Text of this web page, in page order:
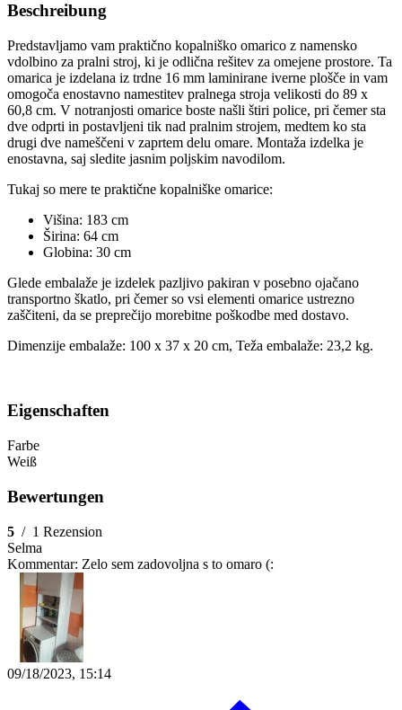
Beschreibung
Predstavljamo vam praktično kopalniško omarico z namensko
vdolbino za pralni stroj, ki je odlična rešitev za omejene prostore. Ta
omarica je izdelana iz trdne 16 mm laminirane iverne plošče in vam
omogoča enostavno namestitev pralnega stroja velikosti do 89 x
60,8 cm. V notranjosti omarice boste našli štiri police, pri čemer sta
dve odprti in postavljeni tik nad pralnim strojem, medtem ko sta
drugi dve nameščeni v zaprtem delu omare. Montaža izdelka je
enostavna, saj sledite jasnim poljskim navodilom.
Tukaj so mere te praktične kopalniške omarice:
Višina: 183 cm
Širina: 64 cm
Globina: 30 cm
Glede embalaže je izdelek pazljivo pakiran v posebno ojačano
transportno škatlo, pri čemer so vsi elementi omarice ustrezno
zaščiteni, da se preprečijo morebitne poškodbe med dostavo.
Dimenzije embalaže: 100 x 37 x 20 cm, Teža embalaže: 23,2 kg.
Eigenschaften
Farbe
Weiß
Bewertungen
5 / 1 Rezension
Selma
Kommentar: Zelo sem zadovoljna s to omaro (:
09/18/2023, 15:14